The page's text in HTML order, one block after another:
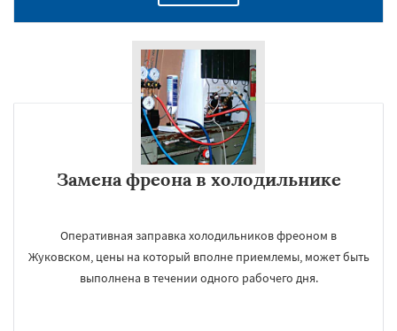
Замена фреона в холодильнике
Оперативная заправка холодильников фреоном в
Жуковском, цены на который вполне приемлемы, может быть
выполнена в течении одного рабочего дня.